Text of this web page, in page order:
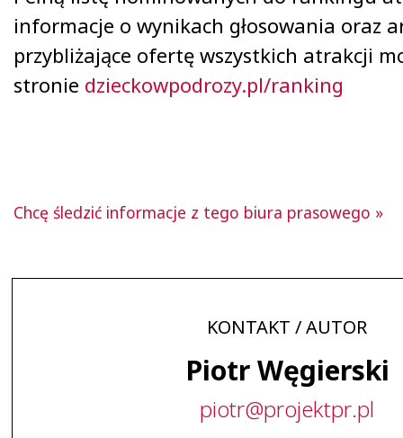
informacje o wynikach głosowania oraz
przybliżające ofertę wszystkich atrakcji
stronie dzieckowpodrozy.pl/ranking
Chcę śledzić informacje z tego biura prasowego »
KONTAKT / AUTOR
Piotr Węgierski
piotr@projektpr.pl